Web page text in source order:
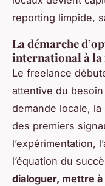
reporting limpide,
La démarche
international à la
Le freelance
attentive du besoin
demande locale,
des premiers
l’expérimentation,
l’équation du
dialoguer, mettre